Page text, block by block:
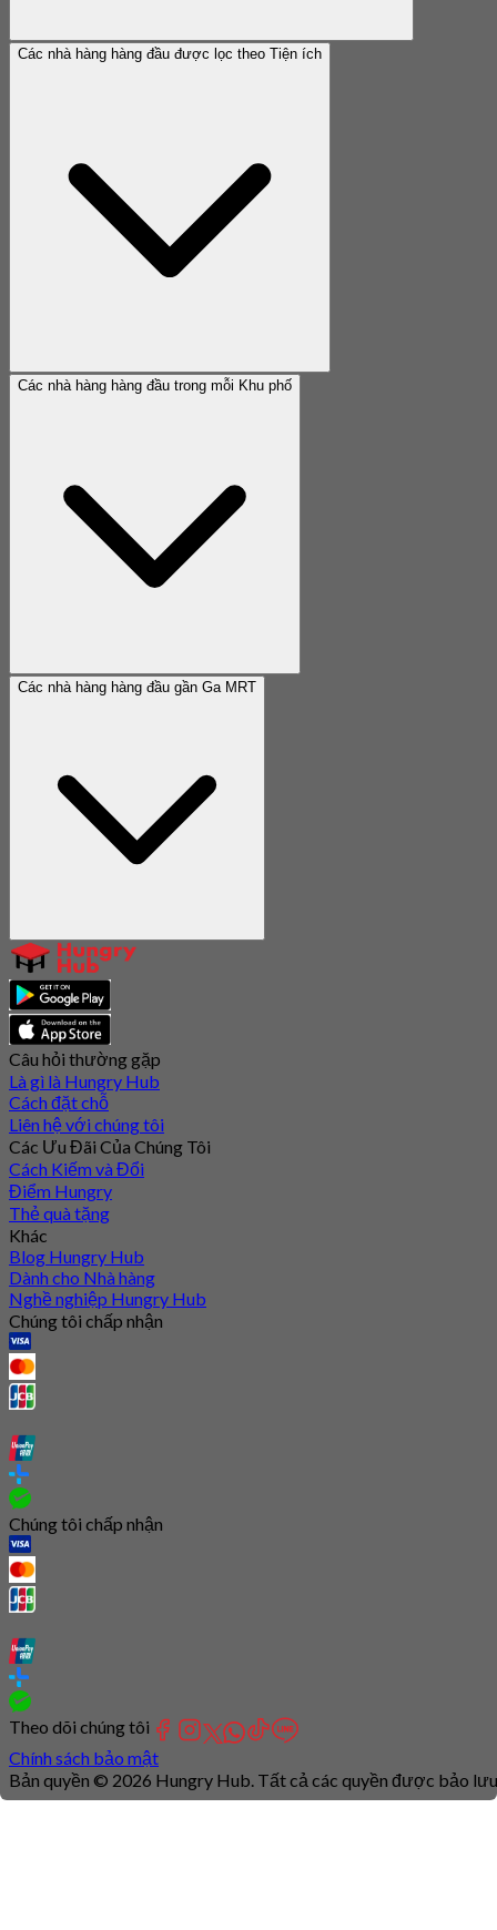
Các nhà hàng hàng đầu được lọc theo Tiện ích
Các nhà hàng hàng đầu trong mỗi Khu phố
Các nhà hàng hàng đầu gần Ga MRT
Câu hỏi thường gặp
Là gì là Hungry Hub
Cách đặt chỗ
Liên hệ với chúng tôi
Các Ưu Đãi Của Chúng Tôi
Cách Kiếm và Đổi
Điểm Hungry
Thẻ quà tặng
Khác
Blog Hungry Hub
Dành cho Nhà hàng
Nghề nghiệp Hungry Hub
Chúng tôi chấp nhận
Chúng tôi chấp nhận
Theo dõi chúng tôi
Chính sách bảo mật
Bản quyền © 2026 Hungry Hub. Tất cả các quyền được bảo
Connection